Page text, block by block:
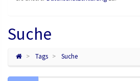
Suche
Tags Suche